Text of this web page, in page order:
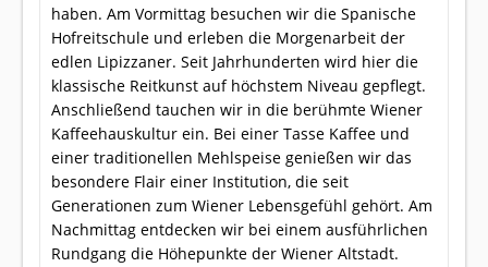
haben. Am Vormittag besuchen wir die Spanische
Hofreitschule und erleben die Morgenarbeit der
edlen Lipizzaner. Seit Jahrhunderten wird hier die
klassische Reitkunst auf höchstem Niveau gepflegt.
Anschließend tauchen wir in die berühmte Wiener
Kaffeehauskultur ein. Bei einer Tasse Kaffee und
einer traditionellen Mehlspeise genießen wir das
besondere Flair einer Institution, die seit
Generationen zum Wiener Lebensgefühl gehört. Am
Nachmittag entdecken wir bei einem ausführlichen
Rundgang die Höhepunkte der Wiener Altstadt.